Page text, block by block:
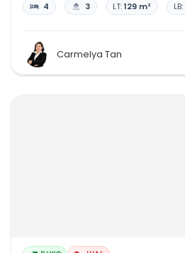
4 3 LT:129 m² LB:
Carmelya Tan